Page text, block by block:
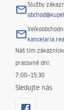
Služby
Náš tím
pracovné dni:
7:00–15:30
Sledujte nás